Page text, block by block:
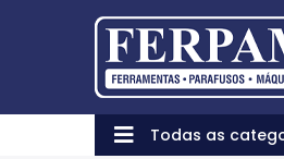
Todas as